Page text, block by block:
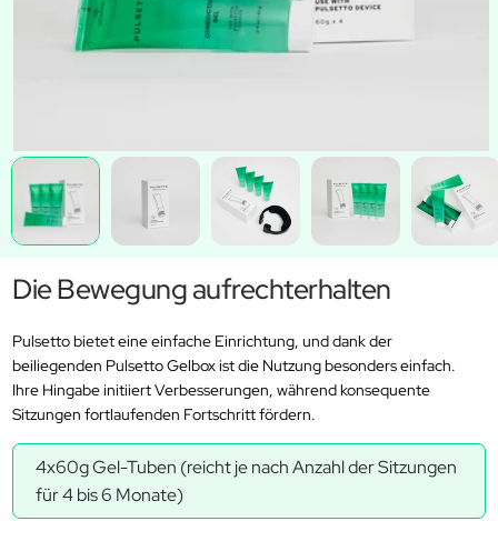
Die Bewegung aufrechterhalten
Pulsetto bietet eine einfache Einrichtung, und dank der
beiliegenden Pulsetto Gelbox ist die Nutzung besonders einfach.
Ihre Hingabe initiiert Verbesserungen, während konsequente
Sitzungen fortlaufenden Fortschritt fördern.
4x60g Gel-Tuben (reicht je nach Anzahl der Sitzungen
für 4 bis 6 Monate)